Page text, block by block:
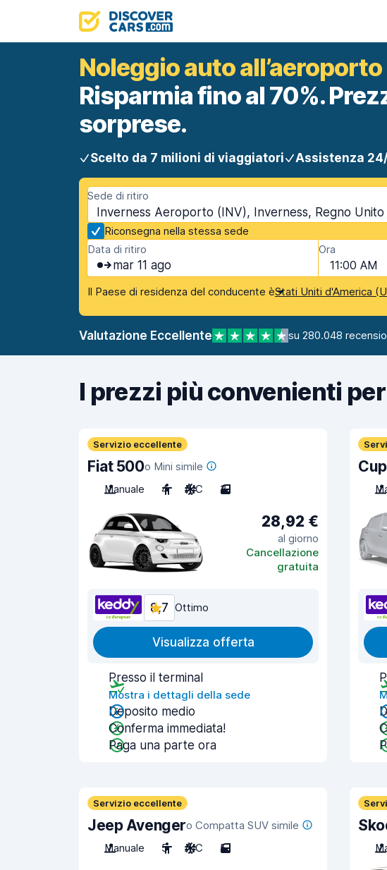
Noleggio auto
Risparmia fino al 70%.
sorprese.
Scelto da 7 milioni di viaggiatori Assistenza
Sede di ritiro
Inverness Aeroporto (INV), Inverness, Regno Unito
Riconsegna nella stessa sede
Data di ritiro
mar 11 ago
Ora
11:00 AM
Il Paese di residenza del conducente èStati Uniti d'America
Valutazione Eccellente su 280.048
I prezzi più convenienti
Servizio eccellente
Fiat 500o Mini simile
Manuale
4 A/C 3
28,92 €
al giorno
Cancellazione
gratuita
8,7 Ottimo
Visualizza offerta
Presso il terminal
Mostra i dettagli della sede
Deposito medio
Conferma immediata!
Paga una parte ora
Servizio eccellente
Jeep Avengero Compatta SUV simile
Manuale
5 A/C 5